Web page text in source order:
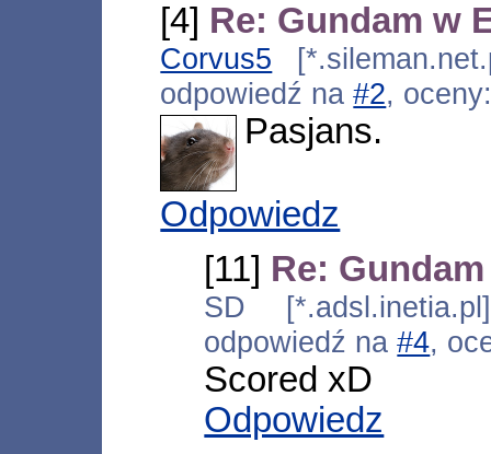
[4] Re: Gundam w
Corvus5
odpowiedź na#2,
Pasjans.
Odpowiedz
[11] Re:
SD
odpowiedź na#4,
Scored xD
Odpowiedz